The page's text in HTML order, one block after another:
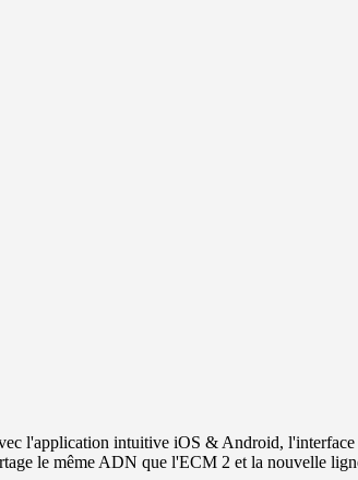
l'application intuitive iOS & Android, l'interface
le même ADN que l'ECM 2 et la nouvelle